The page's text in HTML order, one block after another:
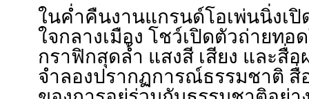
ในค่ำคืนงานแกรนด์โอเพ่นนิ่งเ
ใจกลางเมือง โชว์เปิดตัวถ่ายท
กราฟิกสุดล้ำ แสงสี เสียง และสื่
จำลองปรากฏการณ์ธรรมชาติ